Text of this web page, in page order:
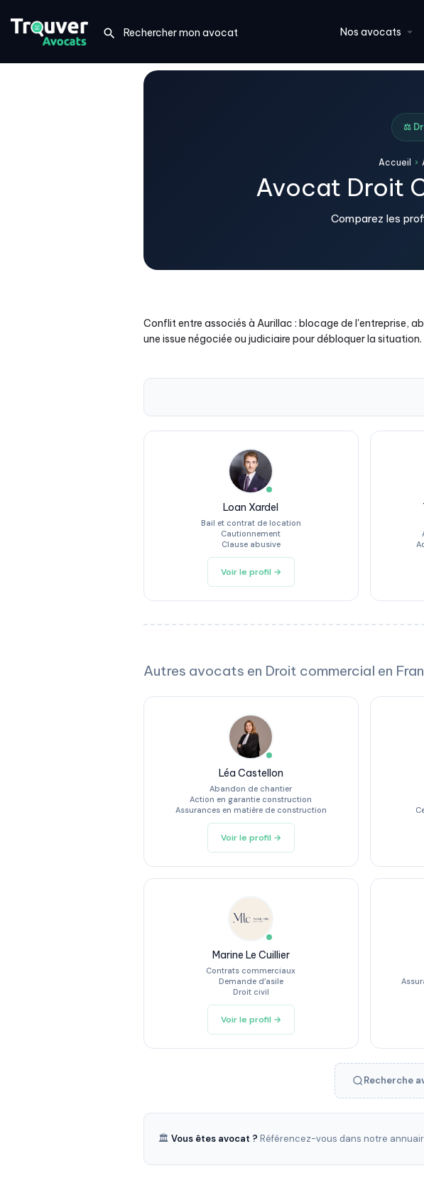
Nos avocats
⚖️
Accueil ›
Avocat Droit
Comparez les
Conflit entre associés à Aurillac : blocage de l'entreprise,
une issue négociée ou judiciaire pour débloquer la situation.
Loan Xardel
Bail et contrat de location
Cautionnement
Clause abusive
Voir le profil →
Autres avocats en Droit commercial en
Léa Castellon
Abandon de chantier
Action en garantie construction
Assurances en matière de construction
Voir le profil →
Marine Le Cuillier
Contrats commerciaux
Demande d’asile
Droit civil
Voir le profil →
Recherche
🏛️ Vous êtes avocat ? Référencez-vous dans notre